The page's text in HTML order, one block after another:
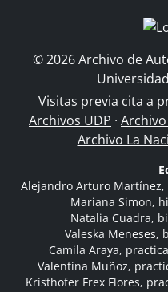
© 2026 Archivo de
Visitas previa cita a
Archivos UDP ·
Archivo La
Alejandro Arturo Martínez,
Mariana Simon,
Natalia Cuadra,
Valeska Meneses,
Camila Araya,
Valentina Muñoz,
Kristhofer Frex Flores,